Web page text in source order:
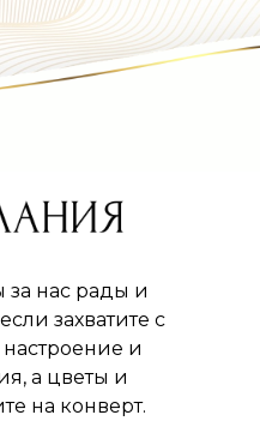
нас рады и
захватите с
и
а цветы и
на конверт.